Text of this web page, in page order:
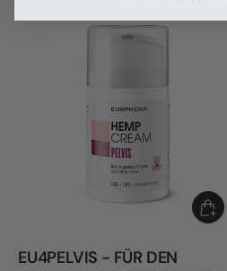
EU4PELVIS - FÜR DEN